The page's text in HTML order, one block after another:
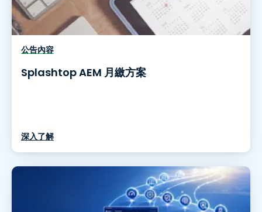
公告內容
Splashtop AEM 月繳方案
深入了解